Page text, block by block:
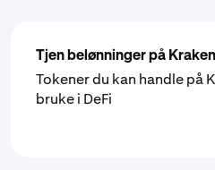
Tjen belønninger på Kraken
Tokener du kan handle på
bruke i DeFi